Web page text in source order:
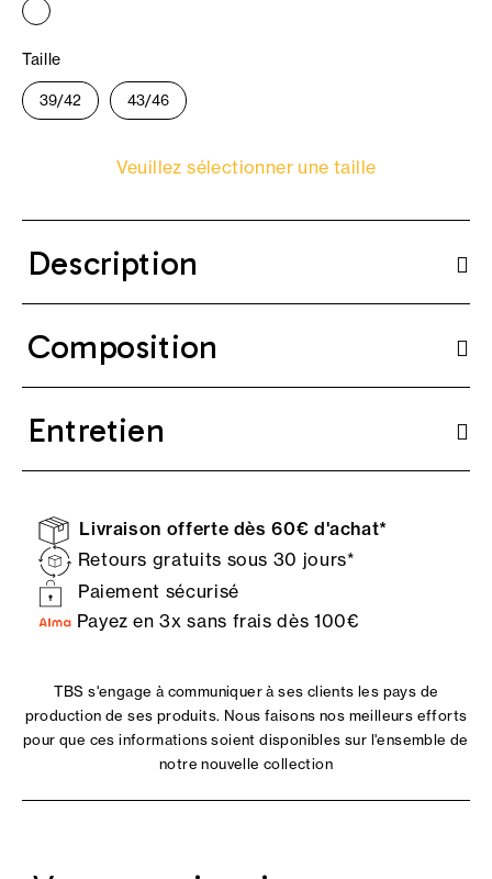
Taille
39/42 43/46
Veuillez sélectionner une taille
Description
Composition
Entretien
Livraison offerte dès 60€ d'achat*
Retours gratuits sous 30 jours*
Paiement sécurisé
Payez en 3x sans frais dès 100€
TBS s'engage à communiquer à ses clients les pays de
production de ses produits. Nous faisons nos meilleurs efforts
pour que ces informations soient disponibles sur l'ensemble de
notre nouvelle collection